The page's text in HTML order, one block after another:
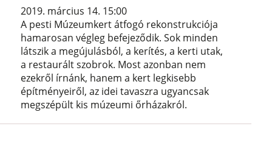
2019. március 14. 15:00
A pesti Múzeumkert átfogó rekonstrukciója
hamarosan végleg befejeződik. Sok minden
látszik a megújulásból, a kerítés, a kerti utak,
a restaurált szobrok. Most azonban nem
ezekről írnánk, hanem a kert legkisebb
építményeiről, az idei tavaszra ugyancsak
megszépült kis múzeumi őrházakról.